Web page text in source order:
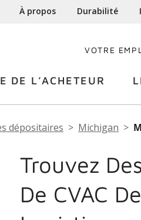
À propos Durabilité
VOTRE
DE L’ACHETEUR
dépositaires Michigan
Trouvez
De CVAC